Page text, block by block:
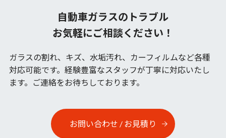
自動車ガラスのトラブル
お気軽にご相談ください！
ガラスの割れ、キズ、水垢汚れ、カーフィルムなど各種
対応可能です。 経験豊富なスタッフが丁寧に対応いたし
ます。ご連絡をお待ちしております。
お問い合わせ / お見積り